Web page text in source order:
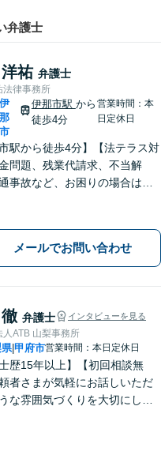
弁護士
祐 弁護士
法律事務所
伊
那
市
伊那市駅 から
徒歩4分
営業時間：本
日定休日
市駅から徒歩4分】【法テラス対
問題、残業代請求、不当解
事故など、お困りの場合はす
秘密厳守】【破産管財人】
メールでお問い合わせ
弁護士 インタビューを見る
人ATB 山梨事務所
県|甲府市営業時間：本日定休日
士歴15年以上】【初回相談無
者さまが気軽にお話しいただ
な雰囲気づくりを大切にして